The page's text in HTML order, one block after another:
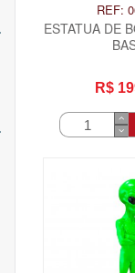
REF:
ESTATUA DE
R$